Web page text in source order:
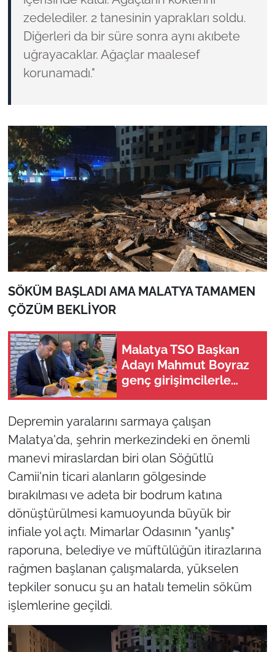
zedelediler. 2 tanesinin yaprakları soldu.
Diğerleri da bir süre sonra aynı akıbete
uğrayacaklar. Ağaçlar maalesef
korunamadı."
SÖKÜM BAŞLADI AMA MALATYA TAMAMEN
ÇÖZÜM BEKLİYOR
Malatya TSO Başkan
Adayı Mahmut Boyraz
genç girişimcilerle
Depremin yaralarını sarmaya çalışan
Malatya'da, şehrin merkezindeki en önemli
manevi miraslardan biri olan Söğütlü
Camii'nin ticari alanların gölgesinde
bırakılması ve adeta bir bodrum katına
dönüştürülmesi kamuoyunda büyük bir
infiale yol açtı. Mimarlar Odasının "yanlış"
raporuna, belediye ve müftülüğün itirazlarına
rağmen başlanan çalışmalarda, yükselen
tepkiler sonucu şu an hatalı temelin söküm
işlemlerine geçildi.